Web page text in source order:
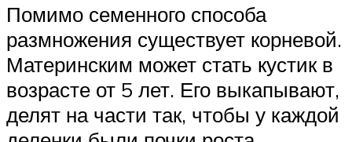
Помимо семенного способа
размножения существует корневой.
Материнским может стать кустик в
возрасте от 5 лет. Его выкапывают,
делят на части так, чтобы у каждой